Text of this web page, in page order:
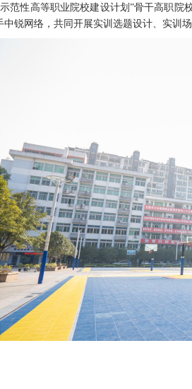
范性高等职业院校建设计划”骨干高职院
锐网络，共同开展实训选题设计、实训